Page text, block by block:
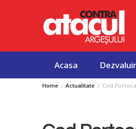
Acasa
Home Actualitate Cod